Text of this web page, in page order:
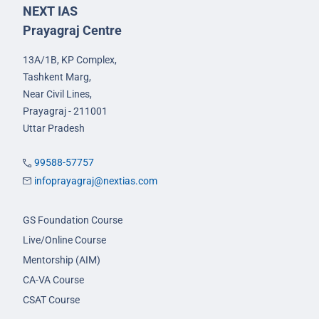
NEXT IAS
Prayagraj Centre
13A/1B, KP Complex,
Tashkent Marg,
Near Civil Lines,
Prayagraj - 211001
Uttar Pradesh
99588-57757
infoprayagraj@nextias.com
GS Foundation Course
Live/Online Course
Mentorship (AIM)
CA-VA Course
CSAT Course